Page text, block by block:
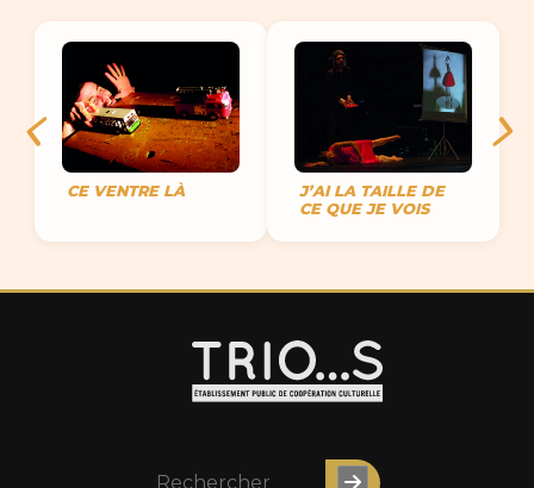
CE VENTRE LÀ
J’AI LA TAILLE DE
CE QUE JE VOIS